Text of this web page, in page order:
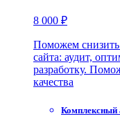
8 000 ₽
Поможем снизить
сайта: аудит,
разработку.
качества
Комплексный